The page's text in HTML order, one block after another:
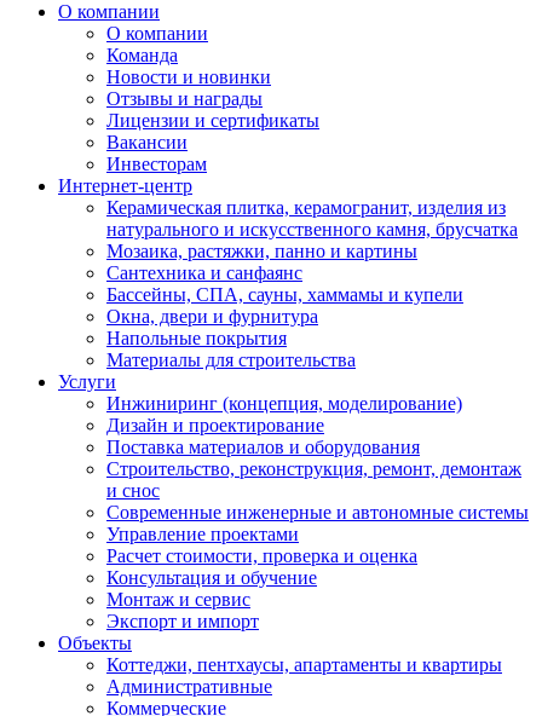
О компании
О компании
Команда
Новости и новинки
Отзывы и награды
Лицензии и сертификаты
Вакансии
Инвесторам
Интернет-центр
Керамическая плитка, керамогранит, изделия из
натурального и искусственного камня, брусчатка
Мозаика, растяжки, панно и картины
Сантехника и санфаянс
Бассейны, СПА, сауны, хаммамы и купели
Окна, двери и фурнитура
Напольные покрытия
Материалы для строительства
Услуги
Инжиниринг (концепция, моделирование)
Дизайн и проектирование
Поставка материалов и оборудования
Строительство, реконструкция, ремонт, демонтаж
и снос
Современные инженерные и автономные системы
Управление проектами
Расчет стоимости, проверка и оценка
Консультация и обучение
Монтаж и сервис
Экспорт и импорт
Объекты
Коттеджи, пентхаусы, апартаменты и квартиры
Административные
Коммерческие